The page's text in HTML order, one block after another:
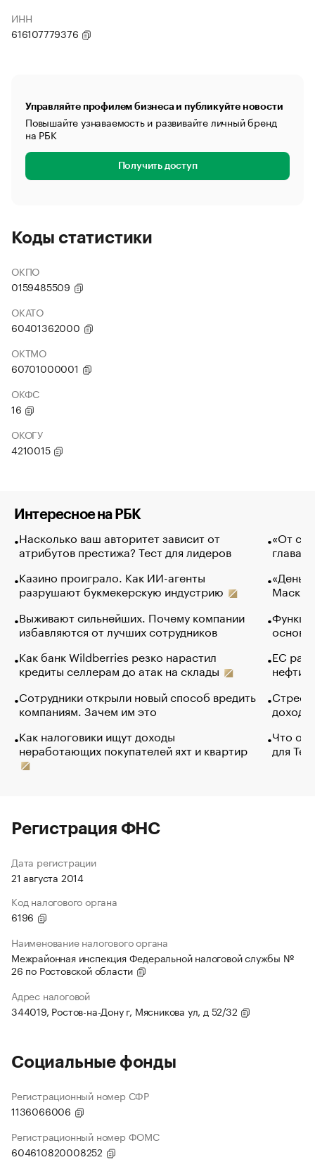
ИНН
616107779376
Управляйте профилем бизнеса и публикуйте новости
Повышайте узнаваемость и развивайте личный бренд
на РБК
Получить доступ
Коды статистики
ОКПО
0159485509
ОКАТО
60401362000
ОКТМО
60701000001
ОКФС
16
ОКОГУ
4210015
Интересное на РБК
Насколько ваш авторитет зависит от
атрибутов престижа? Тест для лидеров
Казино проиграло. Как ИИ-агенты
разрушают букмекерскую индустрию
Выживают сильнейших. Почему компании
избавляются от лучших сотрудников
Как банк Wildberries резко нарастил
кредиты селлерам до атак на склады
Сотрудники открыли новый способ вредить
компаниям. Зачем им это
Как налоговики ищут доходы
неработающих покупателей яхт и квартир
«От
глава
Маск в
основ
ЕС
нефти
Что
для
Регистрация ФНС
Дата регистрации
21 августа 2014
Код налогового органа
6196
Наименование налогового органа
Межрайонная инспекция Федеральной налоговой службы №
26 по Ростовской области
Адрес налоговой
344019, Ростов-на-Дону г, Мясникова ул, д 52/32
Социальные фонды
Регистрационный номер СФР
1136066006
Регистрационный номер ФОМС
604610820008252